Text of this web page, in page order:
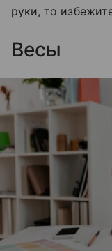
руки, то
Весы